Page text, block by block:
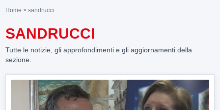
Home > sandrucci
SANDRUCCI
Tutte le notizie, gli approfondimenti e gli aggiornamenti della
sezione.